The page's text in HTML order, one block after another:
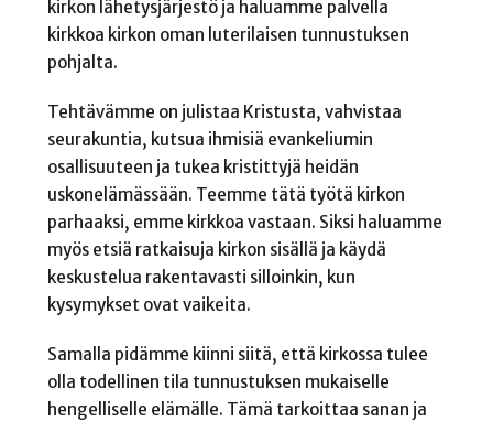
kirkon lähetysjärjestö ja haluamme palvella
kirkkoa kirkon oman luterilaisen tunnustuksen
pohjalta.
Tehtävämme on julistaa Kristusta, vahvistaa
seurakuntia, kutsua ihmisiä evankeliumin
osallisuuteen ja tukea kristittyjä heidän
uskonelämässään. Teemme tätä työtä kirkon
parhaaksi, emme kirkkoa vastaan. Siksi haluamme
myös etsiä ratkaisuja kirkon sisällä ja käydä
keskustelua rakentavasti silloinkin, kun
kysymykset ovat vaikeita.
Samalla pidämme kiinni siitä, että kirkossa tulee
olla todellinen tila tunnustuksen mukaiselle
hengelliselle elämälle. Tämä tarkoittaa sanan ja